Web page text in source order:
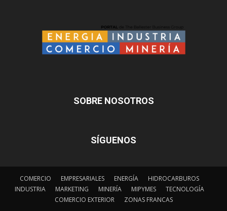
SOBRE NOSOTROS
SÍGUENOS
COMERCIO EMPRESARIALES ENERGÍA
HIDROCARBUROS
INDUSTRIA
MARKETING MINERÍA MIPYMES
TECNOLOGÍA
COMERCIO EXTERIOR
ZONAS FRANCAS